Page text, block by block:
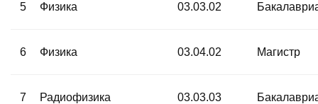
5 Физика 03.03.02
6 Физика 03.04.02 Магистр
7 Радиофизика 03.03.03